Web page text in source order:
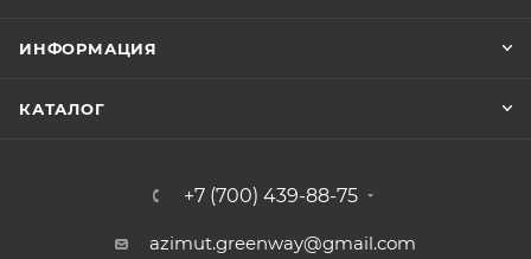
ИНФОРМАЦИЯ
КАТАЛОГ
+7 (700) 439-88-75
azimut.greenway@gmail.com